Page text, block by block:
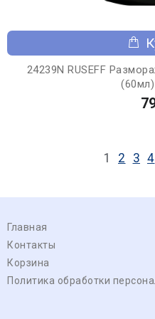
24239N RUSEFF
1 2 3 4
Главная
Контакты
Корзина
Политика обработки